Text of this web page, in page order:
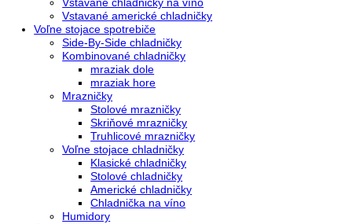
Vstavané spotrebiče
Vstavané kombinované chladničky
Vstavané chladničky
Vstavané mrazničky
Vstavané chladničky na víno
Vstavané americké chladničky
Voľne stojace spotrebiče
Side-By-Side chladničky
Kombinované chladničky
mraziak dole
mraziak hore
Mrazničky
Stolové mrazničky
Skriňové mrazničky
Truhlicové mrazničky